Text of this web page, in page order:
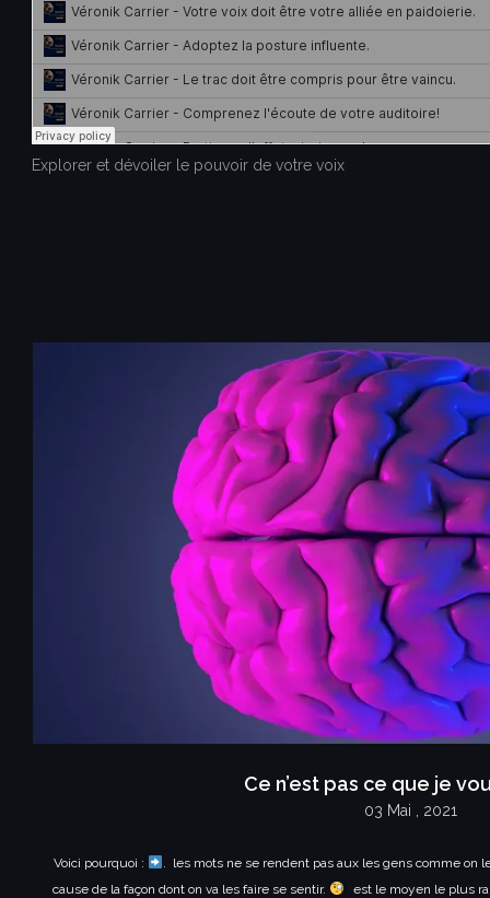
Explorer et dévoiler le pouvoir de votre voix
Ce n’est pas ce que je
03 Mai , 2021
Voici pourquoi :
. les mots ne se rendent pas aux les gens comme on
cause de la façon dont on va les faire se sentir.
est le moyen le plus